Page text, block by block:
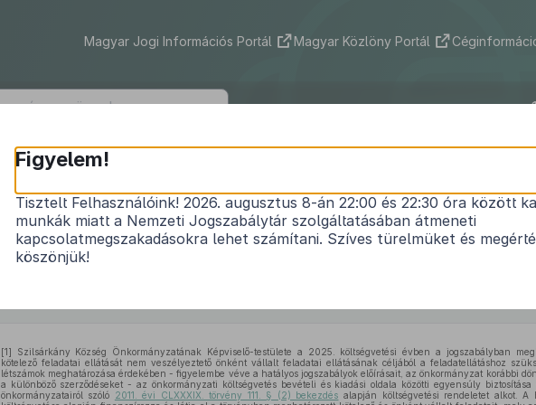
Magyar Jogi Információs Portál Magyar Közlöny Portál
Szilsárkány Község Önkormányzata Képviselő-
Szilsárkány Község Önkormányzatának 1/2025. (II.10.) számú
önkormányzat 2025. évi költségvetéséről szóló 1/2025.(II.10.)
[1] Szilsárkány Község Önkormányzatának Képviselő-testülete a 2025. költségvetési évben a jogszabályban
kötelező feladatai ellátását nem veszélyeztető önként vállalt feladatai ellátásának céljából a feladatellátáshoz
létszámok meghatározása érdekében - figyelembe véve a hatályos jogszabályok előírásait, az önkormányzat korábbi
a különböző szerződéseket - az önkormányzati költségvetés bevételi és kiadási oldala közötti egyensúly
önkormányzatairól szóló 2011. évi CLXXXIX. törvény 111. § (2) bekezdés alapján költségvetési rendeletet alkot.
Figyelem!
Tisztelt Felhasználóink! 2026. augusztus 8-án 22:00 és 22:30 óra között
munkák miatt a Nemzeti Jogszabálytár szolgáltatásában átmeneti
kapcsolatmegszakadásokra lehet számítani. Szíves türelmüket és
köszönjük!